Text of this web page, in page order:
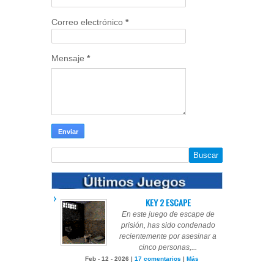
Correo electrónico *
Mensaje *
KEY 2 ESCAPE
En este juego de escape de
prisión, has sido condenado
recientemente por asesinar a
cinco personas,...
Feb - 12 - 2026 | 17 comentarios Más